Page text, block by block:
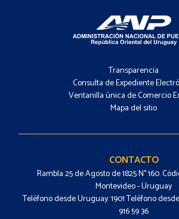
-
Menú
Transparencia
Consulta de Expediente
Ventanilla única de Comercio
Mapa del sitio
-
Contacto
CONTACTO
Rambla 25 de Agosto de 1825 N° 160.
Montevideo - Uruguay
Teléfono desde Uruguay: 1901 Teléfono
916 59 36